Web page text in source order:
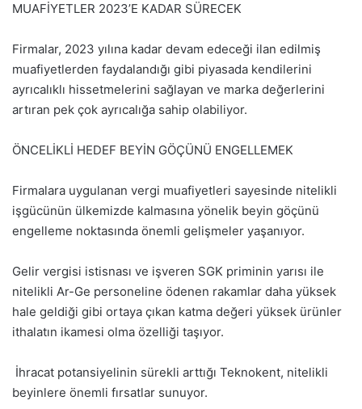
MUAFİYETLER 2023’E KADAR SÜRECEK
Firmalar, 2023 yılına kadar devam edeceği ilan edilmiş
muafiyetlerden faydalandığı gibi piyasada kendilerini
ayrıcalıklı hissetmelerini sağlayan ve marka değerlerini
artıran pek çok ayrıcalığa sahip olabiliyor.
ÖNCELİKLİ HEDEF BEYİN GÖÇÜNÜ ENGELLEMEK
Firmalara uygulanan vergi muafiyetleri sayesinde nitelikli
işgücünün ülkemizde kalmasına yönelik beyin göçünü
engelleme noktasında önemli gelişmeler yaşanıyor.
Gelir vergisi istisnası ve işveren SGK priminin yarısı ile
nitelikli Ar-Ge personeline ödenen rakamlar daha yüksek
hale geldiği gibi ortaya çıkan katma değeri yüksek ürünler
ithalatın ikamesi olma özelliği taşıyor.
İhracat potansiyelinin sürekli arttığı Teknokent, nitelikli
beyinlere önemli fırsatlar sunuyor.